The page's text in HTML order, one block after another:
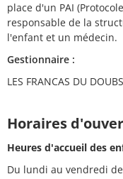
place d'un PAI
responsable de la
l'enfant et un médecin.
Gestionnaire :
LES FRANCAS DU DOUBS
Horaires
Heures d'accueil des
Du lundi au vendredi